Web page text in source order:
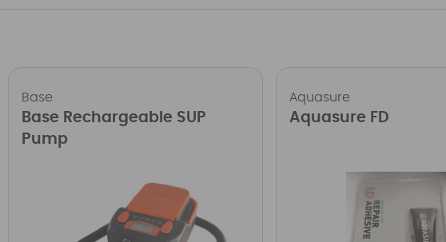
Base
Base Rechargeable SUP
Pump
Aquasure
Aquasure FD